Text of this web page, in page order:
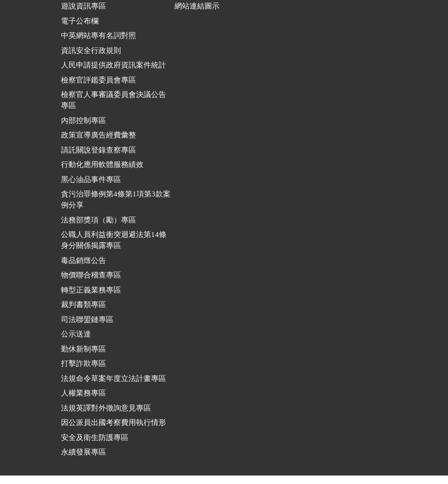
遊說資訊專區
電子公布欄
中英網站專有名詞對照
資訊安全行政規則
人民申請提供政府資訊案件統計
檢察官評鑑委員會專區
檢察官人事審議委員會決議公告
專區
內部控制專區
政策宣導廣告經費彙整
請託關說登錄查察專區
行動化應用軟體服務績效
黑心油品事件專區
貪污治罪條例第4條第1項第3款案
例分享
法務部獎項（勵）專區
公職人員利益衝突迴避法第14條
身分關係揭露專區
毒品銷燬公告
物價聯合稽查專區
轉型正義業務專區
裁判書類專區
司法聯盟鏈專區
公示送達
勤休新制專區
打擊詐欺專區
法規命令草案年度立法計畫專區
人權業務專區
法規英譯對外徵詢意見專區
因公派員出國考察費用執行情形
安全及衛生防護專區
永續發展專區
網站連結圖示